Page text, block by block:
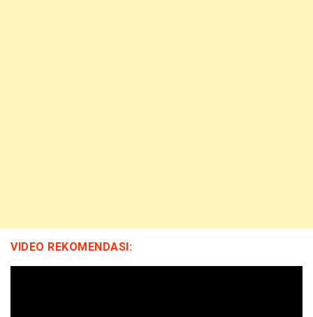
VIDEO REKOMENDASI: